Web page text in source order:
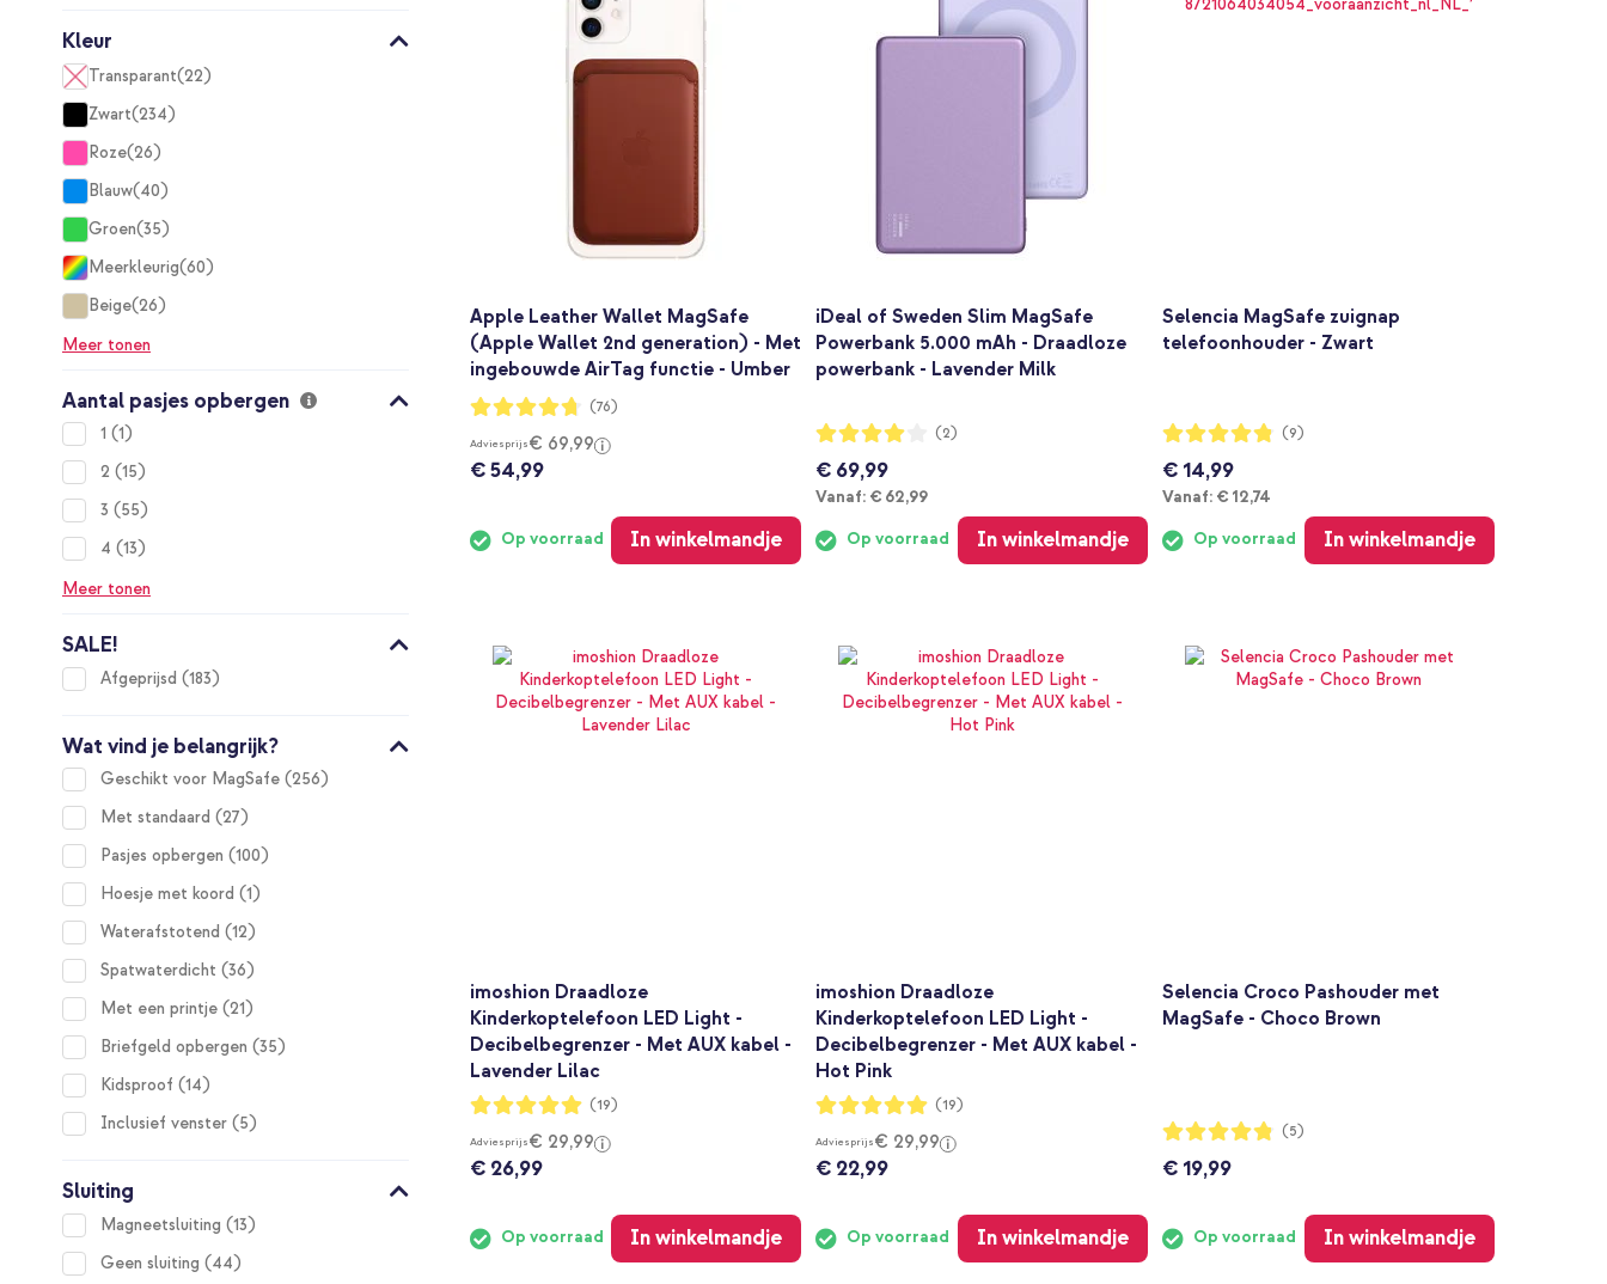
Apple Leather Wallet MagSafe
(Apple Wallet 2nd generation) - Met
ingebouwde AirTag functie - Umber
Waardering:
94%
(76)
Adviesprijs€ 69,99
€ 54,99
Op voorraad In winkelmandje
iDeal of Sweden Slim MagSafe
Powerbank 5.000 mAh - Draadloze
powerbank - Lavender Milk
Waardering:
80%
(2)
€ 69,99
Vanaf: Vanaf
€ 62,99
Op voorraad In winkelmandje
Selencia MagSafe zuignap
telefoonhouder - Zwart
Waardering:
96%
(9)
€ 14,99
Vanaf: Vanaf
€ 12,74
Op voorraad In winkelmandje
imoshion Draadloze
Kinderkoptelefoon LED Light -
Decibelbegrenzer - Met AUX kabel -
Lavender Lilac
Waardering:
100%
(19)
Adviesprijs€ 29,99
€ 26,99
Op voorraad In winkelmandje
imoshion Draadloze
Kinderkoptelefoon LED Light -
Decibelbegrenzer - Met AUX kabel -
Hot Pink
Waardering:
100%
(19)
Adviesprijs€ 29,99
€ 22,99
Op voorraad In winkelmandje
Selencia Croco Pashouder met
MagSafe - Choco Brown
Waardering:
96%
(5)
€ 19,99
Op voorraad In winkelmandje
Kleur
Transparant 22
items
Zwart 234
items
Roze 26
items
Blauw 40
items
Groen 35
items
Meerkleurig 60
items
Beige 26
items
Meer tonen
Aantal pasjes opbergen
1 1
item
2
15
items
3
55
items
4
13
items
Meer tonen
SALE!
Afgeprijsd 183
items
Wat vind je belangrijk?
Geschikt voor MagSafe 256
items
Met standaard
27
items
Pasjes opbergen
100
items
Hoesje met koord
1
item
Waterafstotend
12
items
Spatwaterdicht
36
items
Met een printje 21
items
Briefgeld opbergen
35
items
Kidsproof
14
items
Inclusief venster
5
items
Sluiting
Magneetsluiting 13
items
Geen sluiting
44
items